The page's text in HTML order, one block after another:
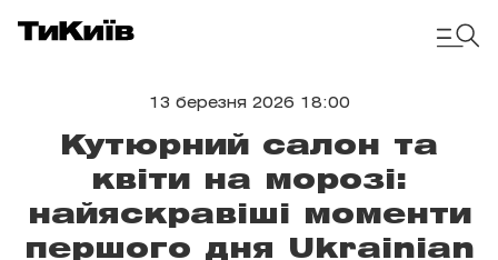
13 березня 2026 18:00
Кутюрний салон та
квіти на морозі:
найяскравіші моменти
першого дня Ukrainian